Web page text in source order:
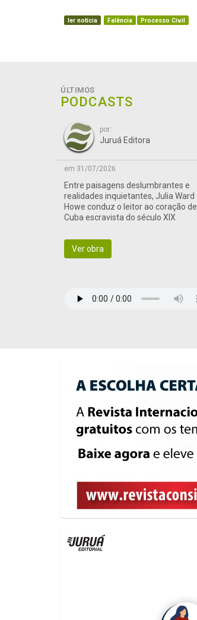
ler notícia Falência Processo Civil
ÚLTIMOS
PODCASTS
por:
Juruá Editora
em 31/07/2026
Entre paisagens deslumbrantes e
realidades inquietantes, Julia Ward
Howe conduz o leitor ao coração de
Cuba escravista do século XIX
Ver obra